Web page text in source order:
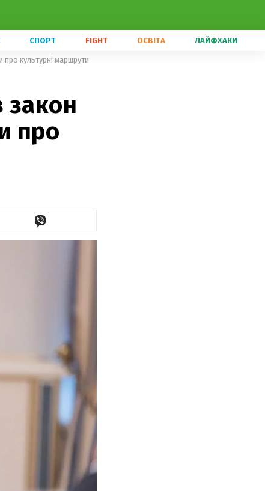
СПОРТ FIGHT ОСВІТА ЛАЙФХАКИ
культурні маршрути
закон
про